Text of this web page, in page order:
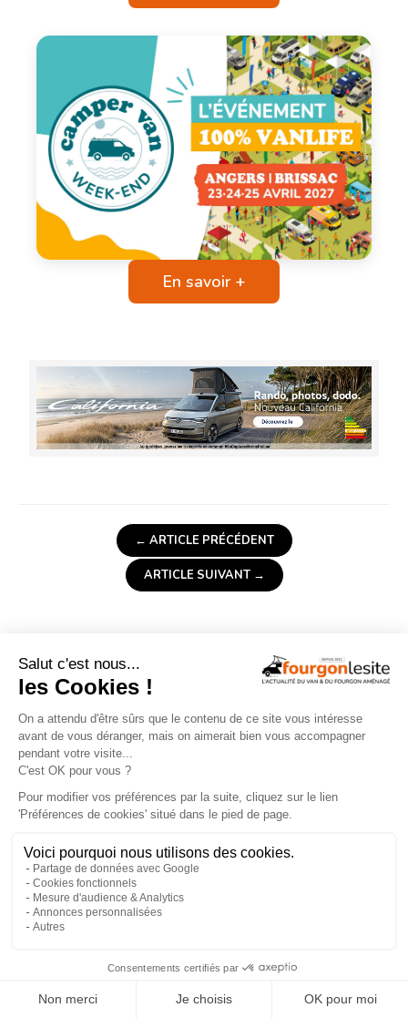
En savoir +
← ARTICLE PRÉCÉDENT
ARTICLE SUIVANT →
Oui , je veux recevoir la newsletter
En vous abonnant, vous acceptez de recevoir la newsletter de Fourgonlesite. Vous pouvez vous
désinscrire à tout moment à l'aide des liens accessibles dans la newsletter.
La référence de l’information sur le van et le fourgon